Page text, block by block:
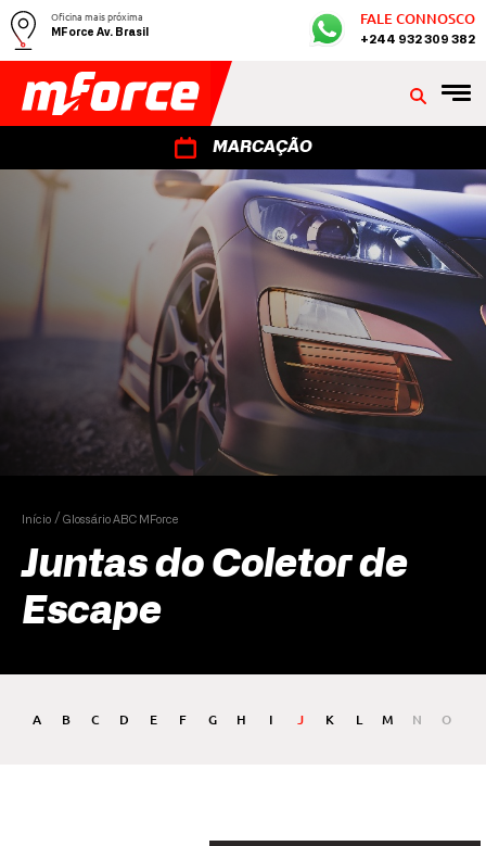
Oficina mais próxima
MForce Av. Brasil
FALE CONNOSCO
+244 932 309 382
MARCAÇÃO
Início Glossário ABC MForce
Juntas do Coletor de
Escape
A B C D E F G H I J K L M N O